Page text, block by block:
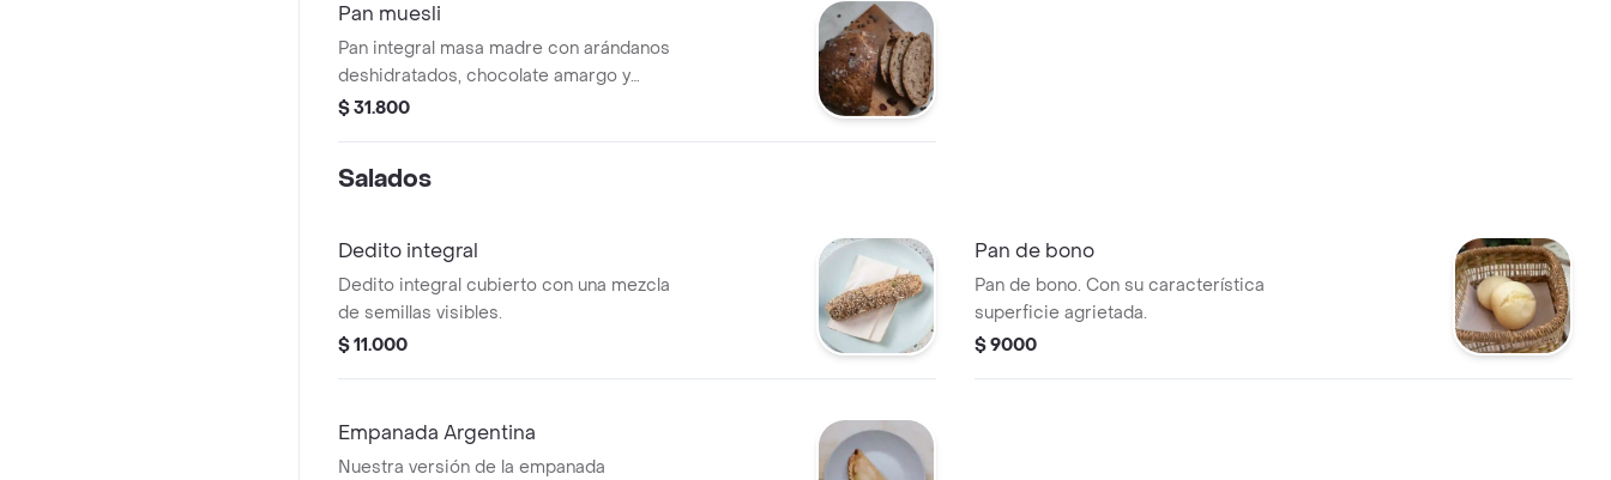
Pan muesli
Pan integral masa madre con arándanos
deshidratados, chocolate amargo y
muesli.
$ 31.800
Salados
Dedito integral
Dedito integral cubierto con una mezcla
de semillas visibles.
$ 11.000
Pan de bono
Pan de bono. Con su característica
superficie agrietada.
$ 9000
Empanada Argentina
Nuestra versión de la empanada